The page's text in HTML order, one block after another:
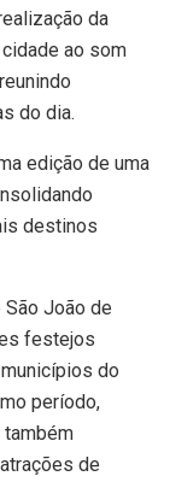
da
ao som
do dia.
edição de uma
destinos
São João de
festejos
do
período,
também
de